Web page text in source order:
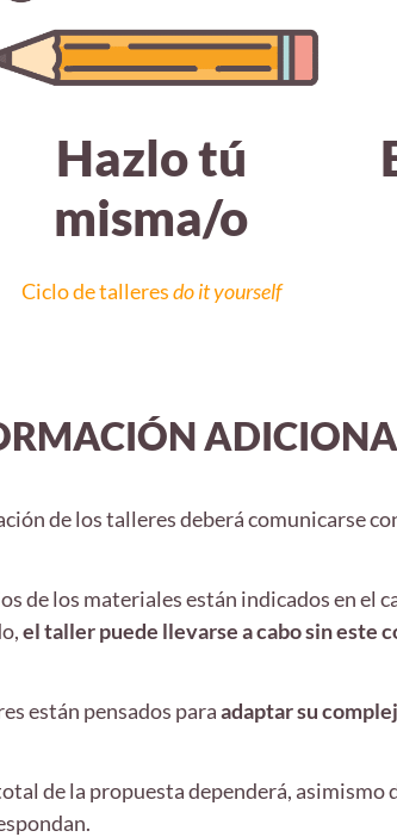
Hazlo tú
misma/o
Ciclo de talleresdo it yourself
de los talleres deberá comunicarse
de los materiales están indicados en el
el taller puede llevarse a cabo sin este
están pensados paraadaptar su
de la propuesta dependerá, asimismo